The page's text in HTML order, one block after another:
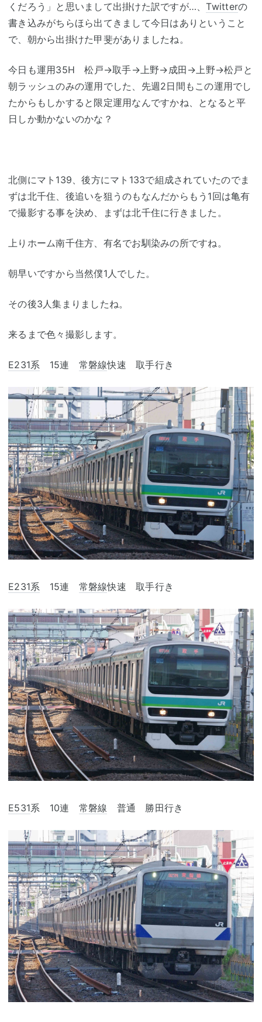
くだろう」と思いまして出掛けた訳ですが…、Twitterの
書き込みがちらほら出てきまして今日はありということ
で、朝から出掛けた甲斐がありましたね。
今日も運用35H 松戸→取手→上野→成田→上野→松戸と
朝ラッシュのみの運用でした、先週2日間もこの運用でし
たからもしかすると限定運用なんですかね、となると平
日しか動かないのかな？
北側にマト139、後方にマト133で組成されていたのでま
ずは北千住、後追いを狙うのもなんだからもう1回は亀有
で撮影する事を決め、まずは北千住に行きました。
上りホーム南千住方、有名でお馴染みの所ですね。
朝早いですから当然僕1人でした。
その後3人集まりましたね。
来るまで色々撮影します。
E231系 15連 常磐線快速 取手行き
E231系 15連 常磐線快速 取手行き
E531系 10連 常磐線 普通 勝田行き